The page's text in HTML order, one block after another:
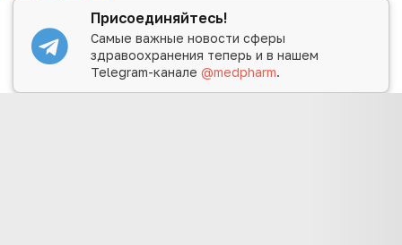
Присоединяйтесь!
Самые важные новости сферы
здравоохранения теперь и в нашем
Telegram-канале@medpharm.